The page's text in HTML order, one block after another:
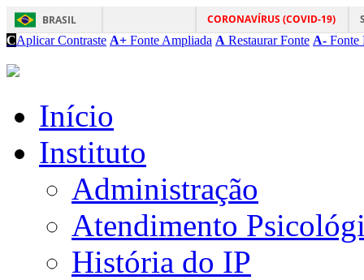
BRASIL CORONAVÍRUS (COVID-19)
CAplicar Contraste A+ Fonte Ampliada A Restaurar Fonte A- Fonte
Início
Instituto
Administração
Atendimento
História do IP